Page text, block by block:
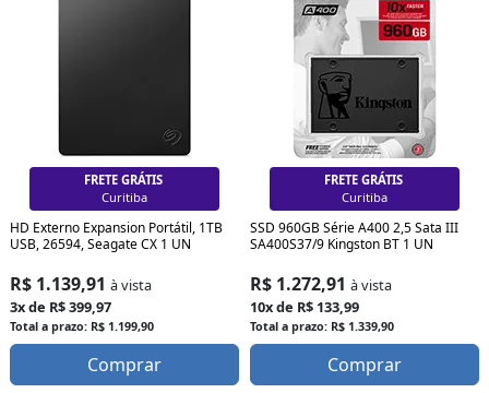
FRETE GRÁTIS
Curitiba
HD Externo Expansion Portátil, 1TB
USB, 26594, Seagate CX 1 UN
R$ 1.139,91 à vista
3x de R$ 399,97
Total a prazo: R$ 1.199,90
Comprar
FRETE GRÁTIS
Curitiba
SSD 960GB Série A400 2,5 Sata III
SA400S37/9 Kingston BT 1 UN
R$ 1.272,91 à vista
10x de R$ 133,99
Total a prazo: R$ 1.339,90
Comprar